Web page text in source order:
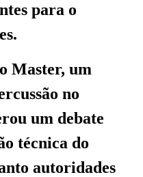
para o
Master, um
no
um debate
técnica do
autoridades